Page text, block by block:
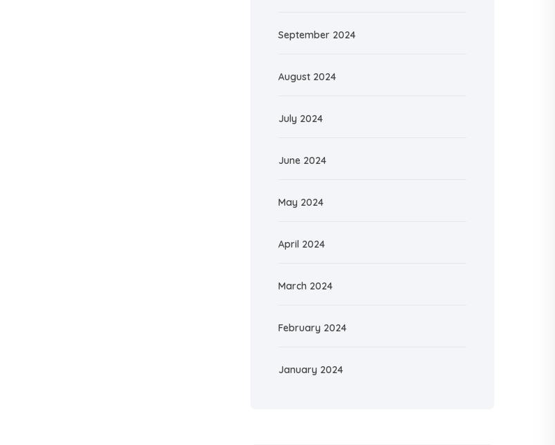
September 2024
August 2024
July 2024
June 2024
May 2024
April 2024
March 2024
February 2024
January 2024